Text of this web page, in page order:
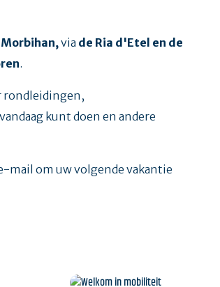
via de Ria d'Etel en de
.
rondleidingen,
kunt doen en andere
mail om uw volgende vakantie